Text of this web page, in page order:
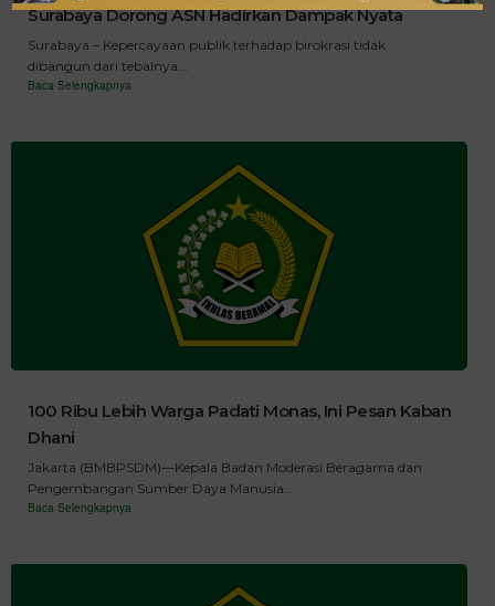
Surabaya Dorong ASN Hadirkan Dampak Nyata
Surabaya – Kepercayaan publik terhadap birokrasi tidak
dibangun dari tebalnya...
Baca Selengkapnya
100 Ribu Lebih Warga Padati Monas, Ini Pesan Kaban
Dhani
Jakarta (BMBPSDM)—Kepala Badan Moderasi Beragama dan
Pengembangan Sumber Daya Manusia...
Baca Selengkapnya